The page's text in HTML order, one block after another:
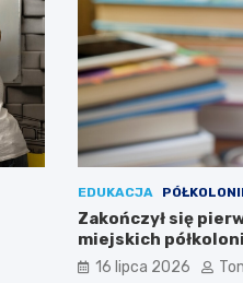
EDUKACJA
Zakończył się
miejskich
16 lipca 2026